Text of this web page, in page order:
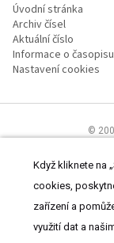
Úvodní stránka
Archiv čísel
Aktuální číslo
Informace o časopisu
Nastavení cookies
©
zdravotnictví.
Když kliknete na
cookies,
zařízení a
využití dat a